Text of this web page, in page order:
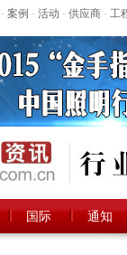
- 案例 - 活动 - 供应商 - 工
国际 通知